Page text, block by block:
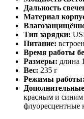
Дальность
Материал
Тип зарядки:
Питание:
Время работы
Размеры: длина
Вес: 235 г
Режимы работы:
красным и синим
флуоресцентные